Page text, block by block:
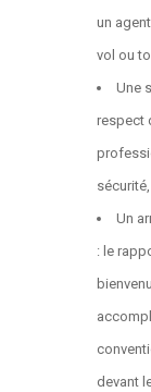
un
vol ou
Une
respect
sécurité,
Un
: le
devant